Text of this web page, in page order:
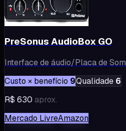
PreSonus AudioBox GO
Interface de áudio/Placa de Som
Custo × benefício 9Qualidade 6
R$ 630 aprox.
Mercado LivreAmazon